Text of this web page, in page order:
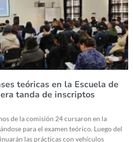
teóricas en la Escuela de
tanda de inscriptos
de la comisión 24 cursaron en la
para el examen teórico. Luego del
las prácticas con vehículos